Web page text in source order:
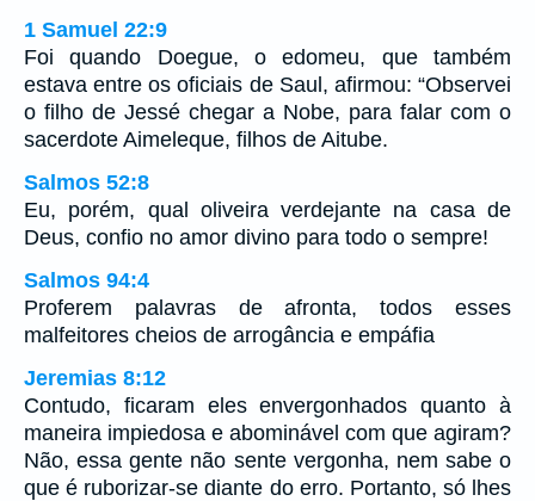
1 Samuel 22:9
Foi quando Doegue, o edomeu, que também
estava entre os oficiais de Saul, afirmou: “Observei
o filho de Jessé chegar a Nobe, para falar com o
sacerdote Aimeleque, filhos de Aitube.
Salmos 52:8
Eu, porém, qual oliveira verdejante na casa de
Deus, confio no amor divino para todo o sempre!
Salmos 94:4
Proferem palavras de afronta, todos esses
malfeitores cheios de arrogância e empáfia
Jeremias 8:12
Contudo, ficaram eles envergonhados quanto à
maneira impiedosa e abominável com que agiram?
Não, essa gente não sente vergonha, nem sabe o
que é ruborizar-se diante do erro. Portanto, só lhes